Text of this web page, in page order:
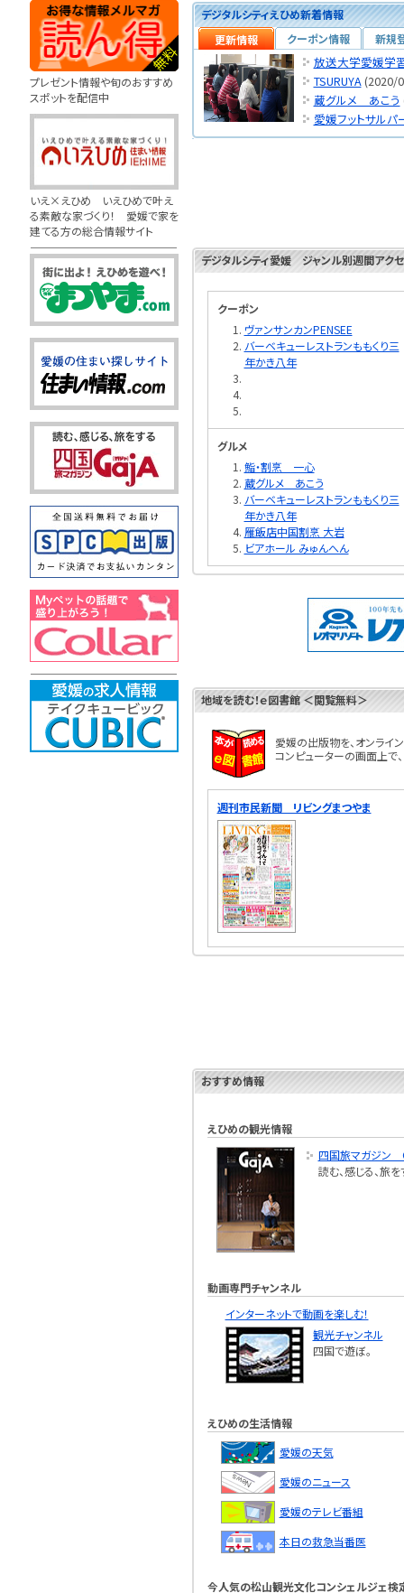
プレゼント情報や旬のおすすめ
スポットを配信中
いえ×えひめ いえひめで叶え
る素敵な家づくり！ 愛媛で家を
建てる方の総合情報サイト
デジタルシティえひめ新着情報
更新情報
クーポン情報 新規
放送大学愛媛学
TSURUYA(2020/
蔵グルメ あこう
愛媛フットサル
デジタルシティ愛媛 ジャンル別週間アク
クーポン
ヴァンサンカンPENSEE
バーベキューレストランももくり三
年かき八年
グルメ
鮨・割烹 一心
蔵グルメ あこう
バーベキューレストランももくり三
年かき八年
雁飯店中国割烹 大岩
ビアホール みゅんへん
地域を読む！ｅ図書館＜閲覧無料＞
愛媛の出版物を、オンライ
コンピューターの画面上で
週刊市民新聞 リビングまつやま
おすすめ情報
えひめの観光情報
四国旅マガジン
読む、感じる、旅を
動画専門チャンネル
インターネットで動画を楽しむ！
観光チャンネル
四国で遊ぼ。
えひめの生活情報
愛媛の天気
愛媛のニュース
愛媛のテレビ番組
本日の救急当番医
今人気の松山観光文化コンシェルジェ検